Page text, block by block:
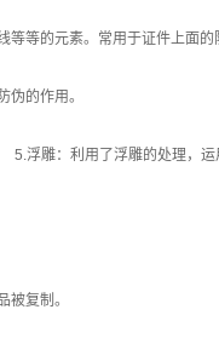
等的元素。常用于证件上面的
的作用。
浮雕：利用了浮雕的处理，
复制。